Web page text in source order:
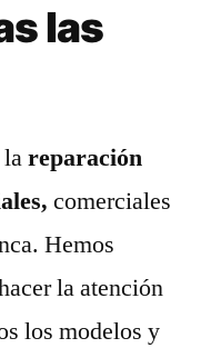
las
reparación
comerciales
Hemos
la atención
los modelos y